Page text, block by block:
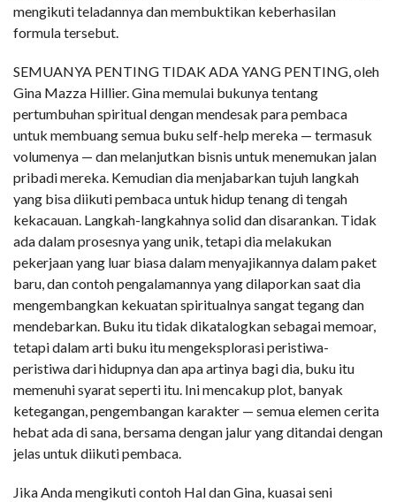
mengikuti teladannya dan membuktikan keberhasilan
formula tersebut.
SEMUANYA PENTING TIDAK ADA YANG PENTING, oleh
Gina Mazza Hillier. Gina memulai bukunya tentang
pertumbuhan spiritual dengan mendesak para pembaca
untuk membuang semua buku self-help mereka — termasuk
volumenya — dan melanjutkan bisnis untuk menemukan jalan
pribadi mereka. Kemudian dia menjabarkan tujuh langkah
yang bisa diikuti pembaca untuk hidup tenang di tengah
kekacauan. Langkah-langkahnya solid dan disarankan. Tidak
ada dalam prosesnya yang unik, tetapi dia melakukan
pekerjaan yang luar biasa dalam menyajikannya dalam paket
baru, dan contoh pengalamannya yang dilaporkan saat dia
mengembangkan kekuatan spiritualnya sangat tegang dan
mendebarkan. Buku itu tidak dikatalogkan sebagai memoar,
tetapi dalam arti buku itu mengeksplorasi peristiwa-
peristiwa dari hidupnya dan apa artinya bagi dia, buku itu
memenuhi syarat seperti itu. Ini mencakup plot, banyak
ketegangan, pengembangan karakter — semua elemen cerita
hebat ada di sana, bersama dengan jalur yang ditandai dengan
jelas untuk diikuti pembaca.
Jika Anda mengikuti contoh Hal dan Gina, kuasai seni